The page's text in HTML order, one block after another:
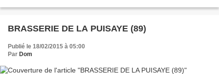
BRASSERIE DE LA PUISAYE (89)
Publié le 18/02/2015 à 05:00
Par Dom